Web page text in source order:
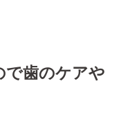
で歯のケアや